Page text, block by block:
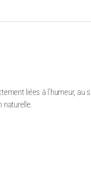
liées à l’humeur, au
naturelle.